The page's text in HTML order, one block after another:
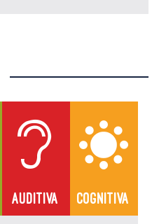
AUDITIVA COGNITIVA